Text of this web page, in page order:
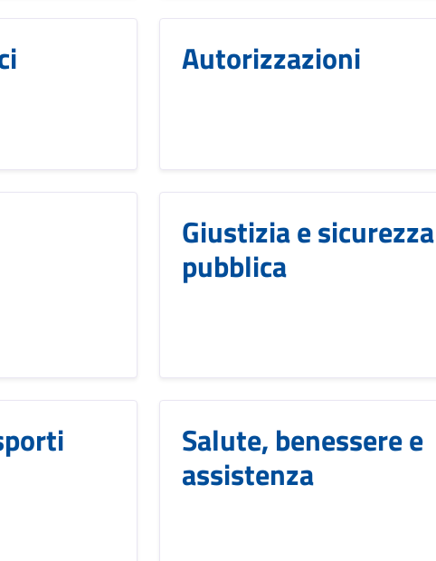
Autorizzazioni
Giustizia e sicurezza
pubblica
Salute, benessere e
assistenza